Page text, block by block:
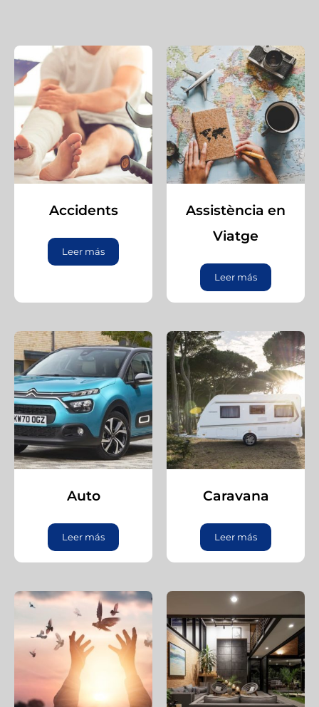
Accidents
Leer más
Assistència en
Viatge
Leer más
Auto
Leer más
Caravana
Leer más